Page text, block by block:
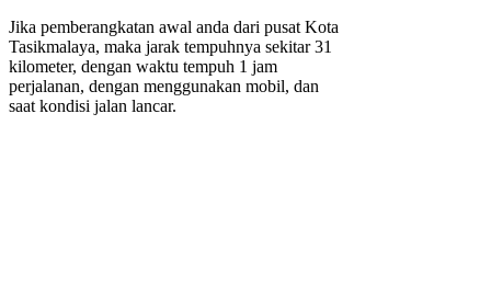
Jika pemberangkatan awal anda dari pusat Kota
Tasikmalaya, maka jarak tempuhnya sekitar 31
kilometer, dengan waktu tempuh 1 jam
perjalanan, dengan menggunakan mobil, dan
saat kondisi jalan lancar.